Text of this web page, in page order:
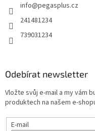
info@pegasplus.cz
241481234
739031234
Odebírat newsletter
Vložte svůj e-mail a my vám
produktech na našem e-
E-mail